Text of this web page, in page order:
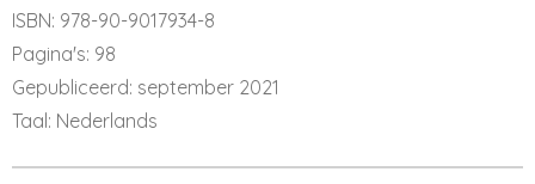
ISBN: 978-90-9017934-8
Pagina's: 98
Gepubliceerd: september 2021
Taal: Nederlands